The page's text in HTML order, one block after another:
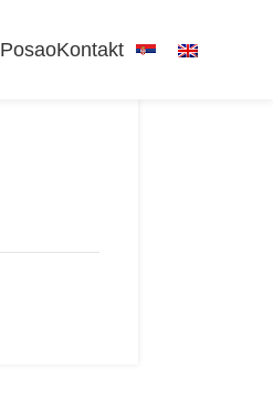
PosaoKontakt